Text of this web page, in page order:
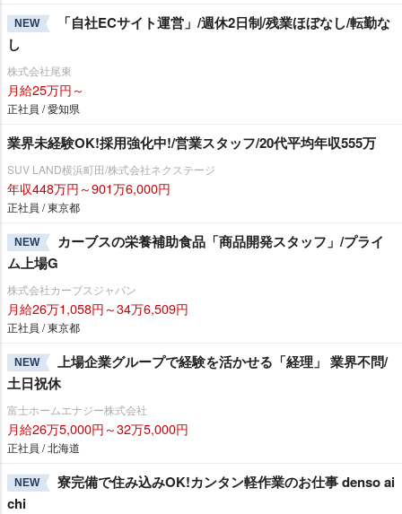
NEW
「自社ECサイト運営」/週休2日制/残業ほぼなし/転勤な
し
株式会社尾東
月給25万円～
正社員 / 愛知県
業界未経験OK!採用強化中!/営業スタッフ/20代平均年収555万
SUV LAND横浜町田/株式会社ネクステージ
年収448万円～901万6,000円
正社員 / 東京都
NEW
カーブスの栄養補助食品「商品開発スタッフ」/プライ
ム上場G
株式会社カーブスジャパン
月給26万1,058円～34万6,509円
正社員 / 東京都
NEW
上場企業グループで経験を活かせる「経理」 業界不問/
土日祝休
富士ホームエナジー株式会社
月給26万5,000円～32万5,000円
正社員 / 北海道
NEW
寮完備で住み込みOK!カンタン軽作業のお仕事 denso ai
chi